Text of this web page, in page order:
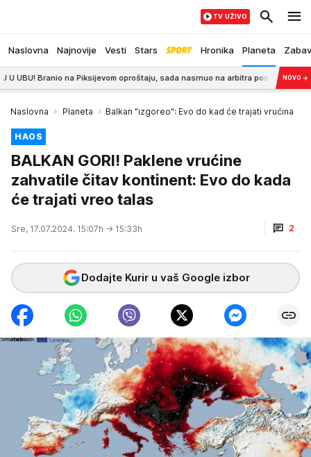
Naslovna Najnovije Vesti Stars Hronika Planeta
TV UŽIVO
Branio na Piksijevom oproštaju, sada nasrnuo na arbitra posle utakmiceNOVO →
Naslovna Planeta Balkan "izgoreo": Evo do kad će trajati vrućina
HAOS
BALKAN GORI! Paklene vrućine
zahvatile čitav kontinent: Evo do kada
će trajati vreo talas
Sre, 17.07.2024. 15:07h → 15:33h 2
Dodajte Kurir u vaš Google izbor